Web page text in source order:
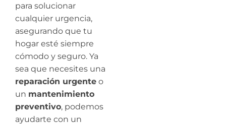
para solucionar
cualquier urgencia,
asegurando que tu
hogar esté siempre
cómodo y seguro. Ya
sea que necesites una
reparación urgente o
un mantenimiento
preventivo, podemos
ayudarte con un